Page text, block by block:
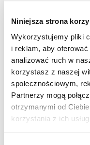
Niniejsza strona
Wykorzystujemy pliki
i reklam, aby
analizować ruch w
korzystasz z naszej
społecznościowym,
Partnerzy mogą
otrzymanymi od
korzystania z ich
instalowany pomiędzy
fotela, a następnie
kompatybilnych
W wybranych modelach
mocowanie Travel &
fotela. W takim
montowana
od wyposażenia
katalogowego produktu.